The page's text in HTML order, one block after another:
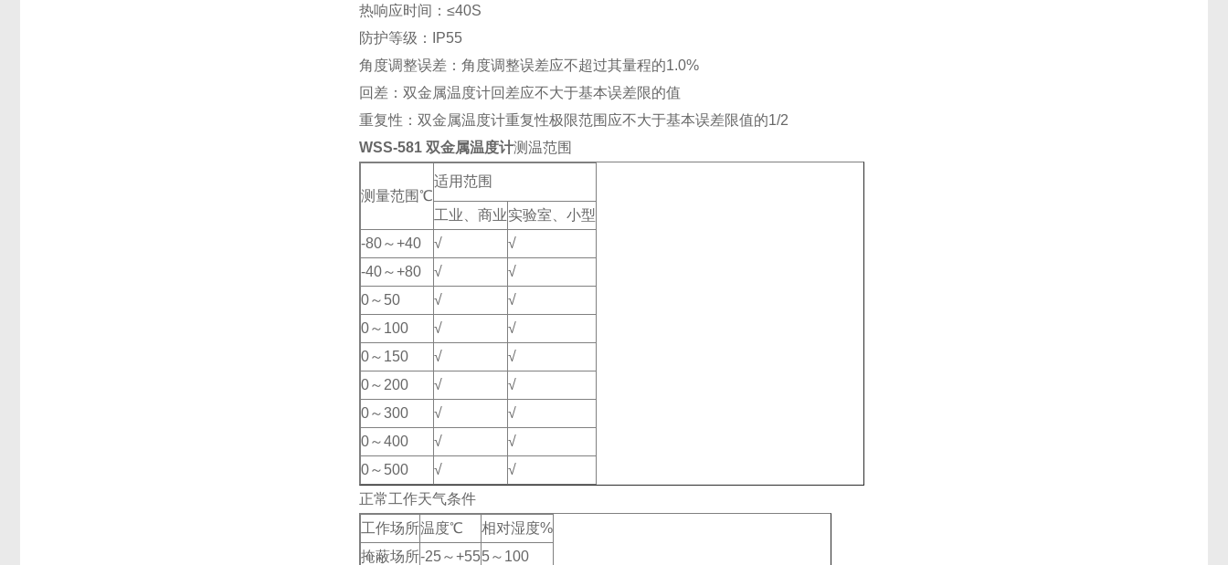
热响应时间：≤40S
防护等级：IP55
角度调整误差：角度调整误差应不超过其量程的1.0%
回差：双金属温度计回差应不大于基本误差限的值
重复性：双金属温度计重复性极限范围应不大于基本误差限值的1/2
WSS-581 双金属温度计测温范围
测量范围℃
适用范围
工业、商业实验室、小型
-80～+40
√
√
-40～+80
√
√
0～50
√
√
0～100
√
√
0～150
√
√
0～200
√
√
0～300
√
√
0～400
√
√
0～500
√
√
正常工作天气条件
工作场所温度℃
相对湿度%
掩蔽场所-25～+555～100